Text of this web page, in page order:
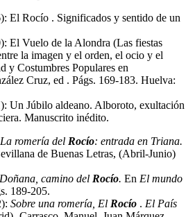
El Rocío . Significados y sentido de un
El Vuelo de la Alondra (Las fiestas
la imagen y el orden, el ocio y el
y Costumbres Populares en
Cruz, ed . Págs. 169-183. Huelva:
Un Júbilo aldeano. Alboroto, exultación
Manuscrito inédito.
La romería del Rocío: entrada en Triana.
de Buenas Letras, (Abril-Junio)
Doñana, camino del Rocío. En El mundo
189-205.
Sobre una romería, El Rocío . El País